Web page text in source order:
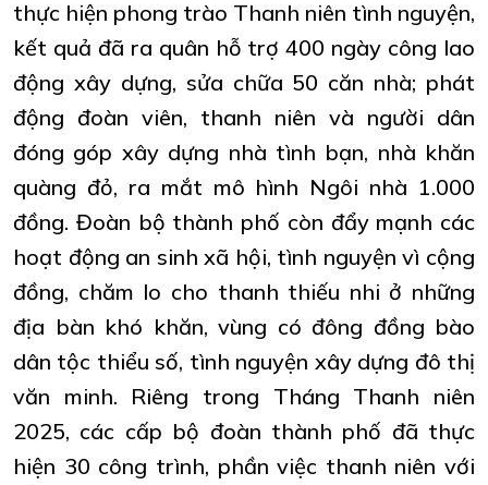
thực hiện phong trào Thanh niên tình nguyện,
kết quả đã ra quân hỗ trợ 400 ngày công lao
động xây dựng, sửa chữa 50 căn nhà; phát
động đoàn viên, thanh niên và người dân
đóng góp xây dựng nhà tình bạn, nhà khăn
quàng đỏ, ra mắt mô hình Ngôi nhà 1.000
đồng. Đoàn bộ thành phố còn đẩy mạnh các
hoạt động an sinh xã hội, tình nguyện vì cộng
đồng, chăm lo cho thanh thiếu nhi ở những
địa bàn khó khăn, vùng có đông đồng bào
dân tộc thiểu số, tình nguyện xây dựng đô thị
văn minh. Riêng trong Tháng Thanh niên
2025, các cấp bộ đoàn thành phố đã thực
hiện 30 công trình, phần việc thanh niên với